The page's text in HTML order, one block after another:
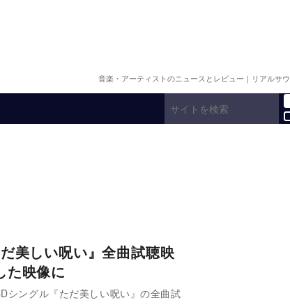
音楽・アーティストのニュースとレビュー｜リアルサ
美しい呪い』全曲試聴映
映像に
ングル『ただ美しい呪い』の全曲試